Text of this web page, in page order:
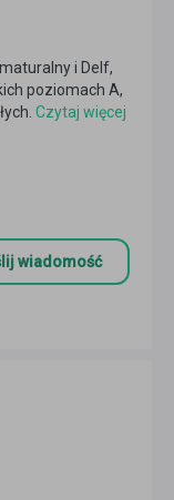
i Delf,
poziomach A,
Czytaj więcej
wiadomość